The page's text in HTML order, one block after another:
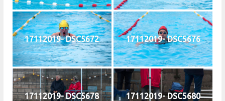
17112019- DSC5672 17112019- DSC5676
17112019- DSC5678 17112019- DSC5680